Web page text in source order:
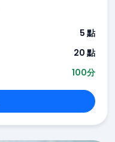
5 點
20 點
100分